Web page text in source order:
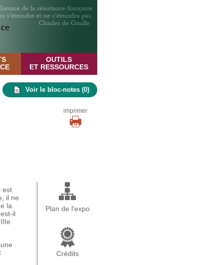
OUTILS
ET RESSOURCES
Voir le bloc-notes (0)
imprimer
est
il ne
la
il
Plan de l'expo
Crédits